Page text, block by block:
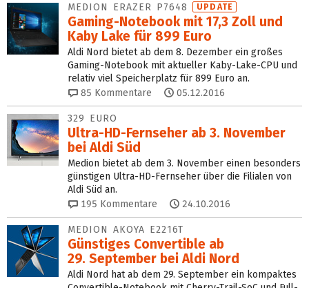
MEDION ERAZER P7648 UPDATE
Gaming-Notebook mit 17,3 Zoll und
Kaby Lake für 899 Euro
Aldi Nord bietet ab dem 8. Dezember ein großes
Gaming-Notebook mit aktueller Kaby-Lake-CPU und
relativ viel Speicherplatz für 899 Euro an.
85 Kommentare 05.12.2016
329 EURO
Ultra-HD-Fernseher ab 3. November
bei Aldi Süd
Medion bietet ab dem 3. November einen besonders
günstigen Ultra-HD-Fernseher über die Filialen von
Aldi Süd an.
195 Kommentare 24.10.2016
MEDION AKOYA E2216T
Günstiges Convertible ab
29. September bei Aldi Nord
Aldi Nord hat ab dem 29. September ein kompaktes